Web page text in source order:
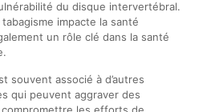
du disque intervertébral.
impacte la santé
un rôle clé dans la santé
souvent associé à d’autres
qui peuvent aggraver des
les efforts de